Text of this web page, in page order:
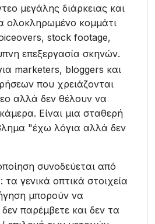
μεγάλης διάρκειας και
ολοκληρωμένο κομμάτι
stock footage,
επεξεργασία σκηνών.
marketers, bloggers και
που χρειάζονται
αλλά δεν θέλουν να
Είναι μια σταθερή
"έχω λόγια αλλά δεν
συνοδεύεται από
γενικά οπτικά στοιχεία
μπορούν να
παρέμβετε και δεν τα